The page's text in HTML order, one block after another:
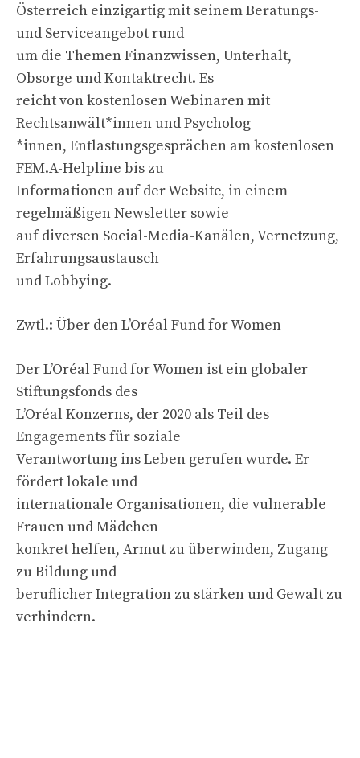
Österreich einzigartig mit seinem Beratungs-
und Serviceangebot rund
um die Themen Finanzwissen, Unterhalt,
Obsorge und Kontaktrecht. Es
reicht von kostenlosen Webinaren mit
Rechtsanwält*innen und Psycholog
*innen, Entlastungsgesprächen am kostenlosen
FEM.A-Helpline bis zu
Informationen auf der Website, in einem
regelmäßigen Newsletter sowie
auf diversen Social-Media-Kanälen, Vernetzung,
Erfahrungsaustausch
und Lobbying.
Zwtl.: Über den L’Oréal Fund for Women
Der L’Oréal Fund for Women ist ein globaler
Stiftungsfonds des
L’Oréal Konzerns, der 2020 als Teil des
Engagements für soziale
Verantwortung ins Leben gerufen wurde. Er
fördert lokale und
internationale Organisationen, die vulnerable
Frauen und Mädchen
konkret helfen, Armut zu überwinden, Zugang
zu Bildung und
beruflicher Integration zu stärken und Gewalt zu
verhindern.